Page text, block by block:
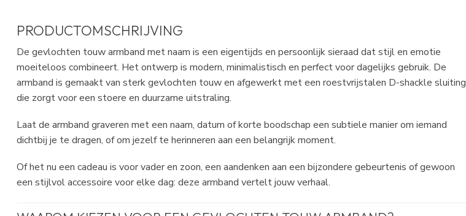
PRODUCTOMSCHRIJVING
De gevlochten touw armband met naam is een eigentijds en persoonlijk sieraad dat stijl en emotie
moeiteloos combineert. Het ontwerp is modern, minimalistisch en perfect voor dagelijks gebruik. De
armband is gemaakt van sterk gevlochten touw en afgewerkt met een roestvrijstalen D-shackle sluiting
die zorgt voor een stoere en duurzame uitstraling.
Laat de armband graveren met een naam, datum of korte boodschap een subtiele manier om iemand
dichtbij je te dragen, of om jezelf te herinneren aan een belangrijk moment.
Of het nu een cadeau is voor vader en zoon, een aandenken aan een bijzondere gebeurtenis of gewoon
een stijlvol accessoire voor elke dag: deze armband vertelt jouw verhaal.